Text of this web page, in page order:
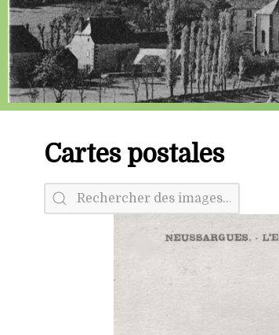
Cartes postales